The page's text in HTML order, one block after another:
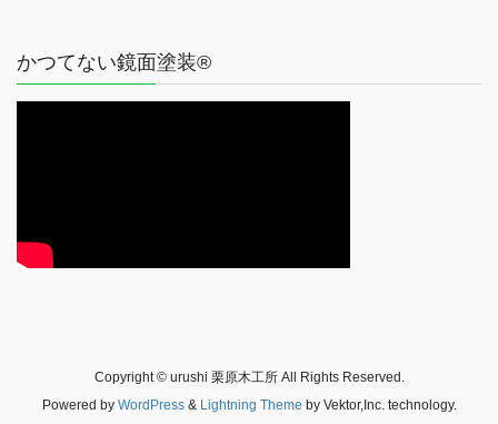
かつてない鏡面塗装®
Copyright © urushi 栗原木工所 All Rights Reserved.
Powered by WordPress& Lightning Theme by Vektor,Inc. technology.